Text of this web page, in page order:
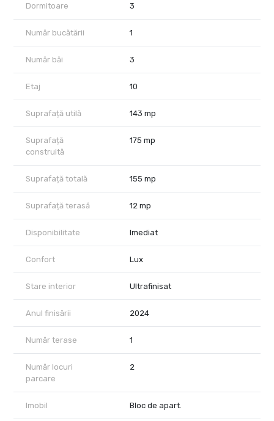
apreciat pentru arhitectura contemporana, standardele ridicate
de executie si integrarea intr-un concept mixed-use modern, ce
combina rezidentialul, birourile si zona comerciala intr-una dintre
cele mai cautate locatii din Bucuresti.
Parcul Floreasca,
Parcul Bordei,
restaurante si cafenele premium,
precum si principalele puncte de interes din nordul Capitalei.
Separat, se pot achizitiona doua locuri de parcare subterane.
Pretul afisat nu include TVA.
City Nest va sta la dispozitie.
Dormitoare 3
Număr bucătării 1
Număr băi 3
Etaj 10
Suprafață utilă 143 mp
Suprafață
construită
175 mp
Suprafață totală 155 mp
Suprafață terasă 12 mp
Disponibilitate Imediat
Confort Lux
Stare interior Ultrafinisat
Anul finisării 2024
Număr terase 1
Număr locuri
parcare
2
Imobil Bloc de apart.